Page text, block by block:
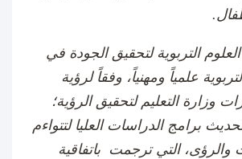
التربوية لتحقيق الجودة في
علمياً ومهنياً، وفقاً لرؤية
وزارة التعليم لتحقيق الرؤية؛
برامج الدراسات العليا لتتواءم
والرؤى، التي ترجمت باتفاقية